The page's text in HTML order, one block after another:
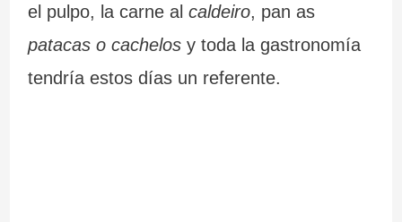
el pulpo, la carne al caldeiro, pan as
patacas o cachelosy toda la gastronomía
tendría estos días un referente.